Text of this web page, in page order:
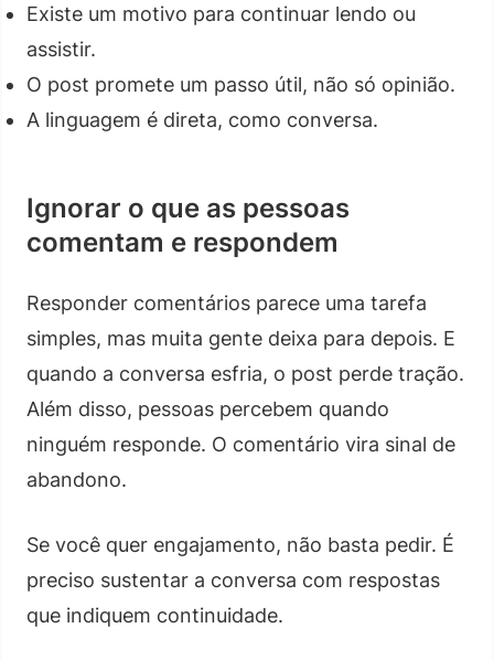
Existe um motivo para continuar lendo ou
assistir.
O post promete um passo útil, não só opinião.
A linguagem é direta, como conversa.
Ignorar o que as pessoas
comentam e respondem
Responder comentários parece uma tarefa
simples, mas muita gente deixa para depois. E
quando a conversa esfria, o post perde tração.
Além disso, pessoas percebem quando
ninguém responde. O comentário vira sinal de
abandono.
Se você quer engajamento, não basta pedir. É
preciso sustentar a conversa com respostas
que indiquem continuidade.